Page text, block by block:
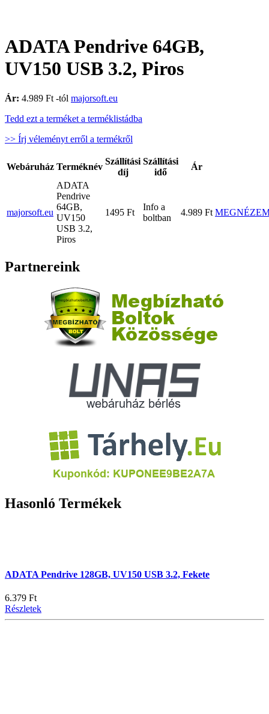
ADATA Pendrive 64GB,
UV150 USB 3.2, Piros
Ár: 4.989 Ft -tól majorsoft.eu
Tedd ezt a terméket a terméklistádba
>> Írj véleményt erről a termékről
Webáruház Terméknév
Szállítási
díj
Szállítási
idő
Ár
majorsoft.eu
ADATA
Pendrive
64GB,
UV150
USB 3.2,
Piros
1495 Ft
Info a
boltban
4.989 Ft
Partnereink
Hasonló Termékek
ADATA Pendrive 128GB, UV150 USB 3.2, Fekete
6.379 Ft
Részletek